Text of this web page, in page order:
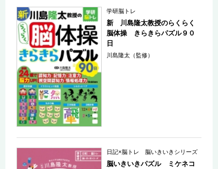
学研脳トレ
新 川島隆太教授のらくらく
脳体操 きらきらパズル９０
日
川島隆太（監修）
日記×脳トレ 脳いきいきシリーズ
脳いきいきパズル ミケネコ